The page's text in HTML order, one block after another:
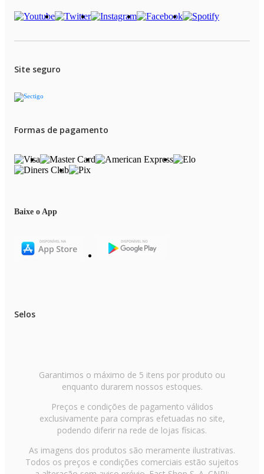
Site seguro
Formas de pagamento
Baixe o App
Selos
Garantimos o máximo de 5 itens por produto ou
enquanto durarem nossos estoques.
Preços e condições de pagamento válidos
exclusivamente para compras efetuadas no site,
podendo diferir na rede de lojas físicas.
As imagens dos produtos são meramente ilustrativas.
Todos os preços e condições comerciais estão sujeitos